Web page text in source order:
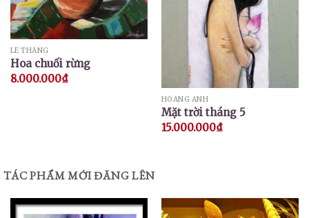
LÊ THẮNG
Hoa chuối rừng
8.000.000₫
HOÀNG ANH
Mặt trời tháng 5
15.000.000₫
TÁC PHẨM MỚI ĐĂNG LÊN